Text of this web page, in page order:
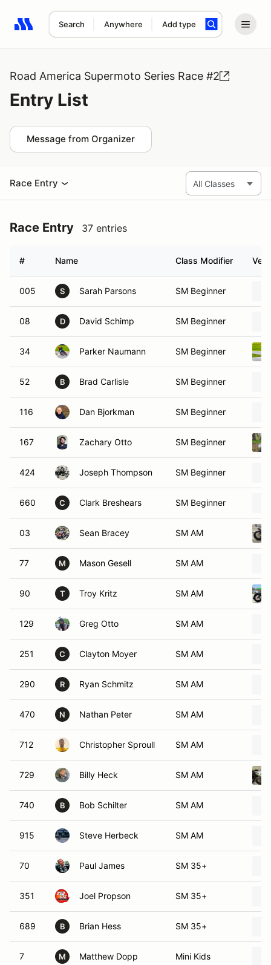
Search Anywhere Add type
Search results: No search term
Road America Supermoto Series Race #2
Entry List
Message from Organizer
Race Entry
Race Entry 37 entries
# Name Class Modifier
005 S Sarah Parsons SM Beginner
08 D David Schimp SM Beginner
34 Parker Naumann SM Beginner
52 B Brad Carlisle SM Beginner
116 Dan Bjorkman SM Beginner
167 Zachary Otto SM Beginner
424 Joseph Thompson SM Beginner
660 C Clark Breshears SM Beginner
03 Sean Bracey SM AM
77 M Mason Gesell SM AM
90 T Troy Kritz SM AM
129 Greg Otto SM AM
251 C Clayton Moyer SM AM
290 R Ryan Schmitz SM AM
470 N Nathan Peter SM AM
712 Christopher Sproull SM AM
729 Billy Heck SM AM
740 B Bob Schilter SM AM
915 Steve Herbeck SM AM
70 Paul James SM 35+
351 Joel Propson SM 35+
689 B Brian Hess SM 35+
7 M Matthew Dopp Mini Kids